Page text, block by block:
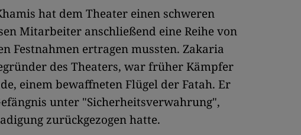
hat dem Theater einen schweren
Mitarbeiter anschließend eine Reihe von
Festnahmen ertragen mussten. Zakaria
des Theaters, war früher Kämpfer
einem bewaffneten Flügel der Fatah. Er
unter "Sicherheitsverwahrung",
zurückgezogen hatte.